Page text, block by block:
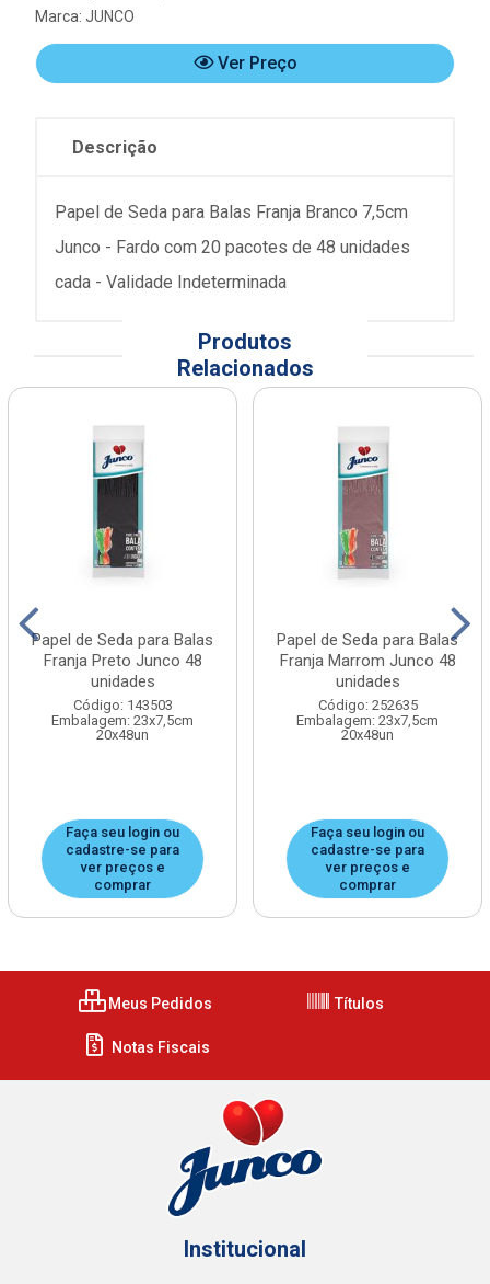
Marca: JUNCO
Ver Preço
Descrição
Papel de Seda para Balas Franja Branco 7,5cm
Junco - Fardo com 20 pacotes de 48 unidades
cada - Validade Indeterminada
Produtos
Relacionados
Papel de Seda para Balas
Franja Preto Junco 48
unidades
Código: 143503
Embalagem: 23x7,5cm
20x48un
Faça seu login ou
cadastre-se para
ver preços e
comprar
Papel de Seda para Balas
Franja Marrom Junco 48
unidades
Código: 252635
Embalagem: 23x7,5cm
20x48un
Faça seu login ou
cadastre-se para
ver preços e
comprar
Meus Pedidos Títulos
Notas Fiscais
Institucional